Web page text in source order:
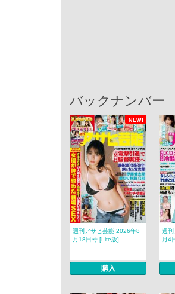
バックナンバー
NEW!
週刊アサヒ芸能 2026年8
月18日号 [Lite版]
購入
週刊
月4